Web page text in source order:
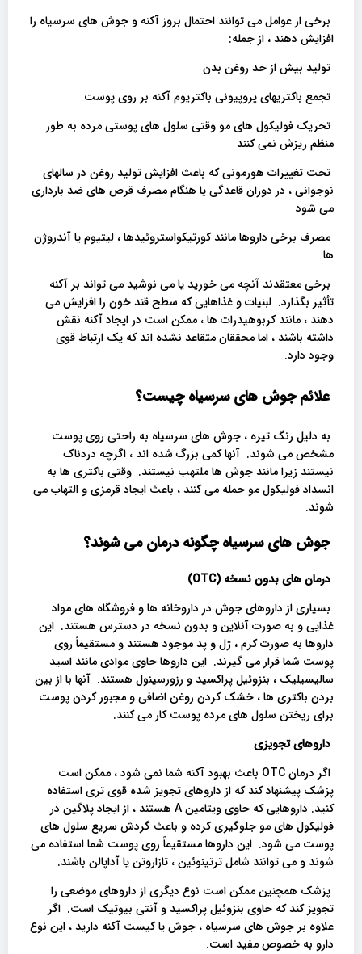
برخی از عوامل می توانند احتمال بروز آکنه و جوش های سرسیاه را
افزایش دهند ، از جمله:
تولید بیش از حد روغن بدن
تجمع باکتریهای پروپیونی باکتریوم آکنه بر روی پوست
تحریک فولیکول های مو وقتی سلول های پوستی مرده به طور
منظم ریزش نمی کنند
تحت تغییرات هورمونی که باعث افزایش تولید روغن در سالهای
نوجوانی ، در دوران قاعدگی یا هنگام مصرف قرص های ضد بارداری
می شود
مصرف برخی داروها مانند کورتیکواستروئیدها ، لیتیوم یا آندروژن
ها
برخی معتقدند آنچه می خورید یا می نوشید می تواند بر آکنه
تأثیر بگذارد. لبنیات و غذاهایی که سطح قند خون را افزایش می
دهند ، مانند کربوهیدرات ها ، ممکن است در ایجاد آکنه نقش
داشته باشند ، اما محققان متقاعد نشده اند که یک ارتباط قوی
وجود دارد.
علائم جوش های سرسیاه چیست؟
به دلیل رنگ تیره ، جوش های سرسیاه به راحتی روی پوست
مشخص می شوند. آنها کمی بزرگ شده اند ، اگرچه دردناک
نیستند زیرا مانند جوش ها ملتهب نیستند. وقتی باکتری ها به
انسداد فولیکول مو حمله می کنند ، باعث ایجاد قرمزی و التهاب می
شوند.
جوش های سرسیاه چگونه درمان می شوند؟
درمان های بدون نسخه (OTC)
بسیاری از داروهای جوش در داروخانه ها و فروشگاه های مواد
غذایی و به صورت آنلاین و بدون نسخه در دسترس هستند. این
داروها به صورت کرم ، ژل و پد موجود هستند و مستقیماً روی
پوست شما قرار می گیرند. این داروها حاوی موادی مانند اسید
سالیسیلیک ، بنزوئیل پراکسید و رزورسینول هستند. آنها با از بین
بردن باکتری ها ، خشک کردن روغن اضافی و مجبور کردن پوست
برای ریختن سلول های مرده پوست کار می کنند.
داروهای تجویزی
اگر درمان OTC باعث بهبود آکنه شما نمی شود ، ممکن است
پزشک پیشنهاد کند که از داروهای تجویز شده قوی تری استفاده
کنید. داروهایی که حاوی ویتامین A هستند ، از ایجاد پلاگین در
فولیکول های مو جلوگیری کرده و باعث گردش سریع سلول های
پوست می شود. این داروها مستقیماً روی پوست شما استفاده می
شوند و می توانند شامل ترتینوئین ، تازاروتن یا آداپالن باشند.
پزشک همچنین ممکن است نوع دیگری از داروهای موضعی را
تجویز کند که حاوی بنزوئیل پراکسید و آنتی بیوتیک است. اگر
علاوه بر جوش های سرسیاه ، جوش یا کیست آکنه دارید ، این نوع
دارو به خصوص مفید است.